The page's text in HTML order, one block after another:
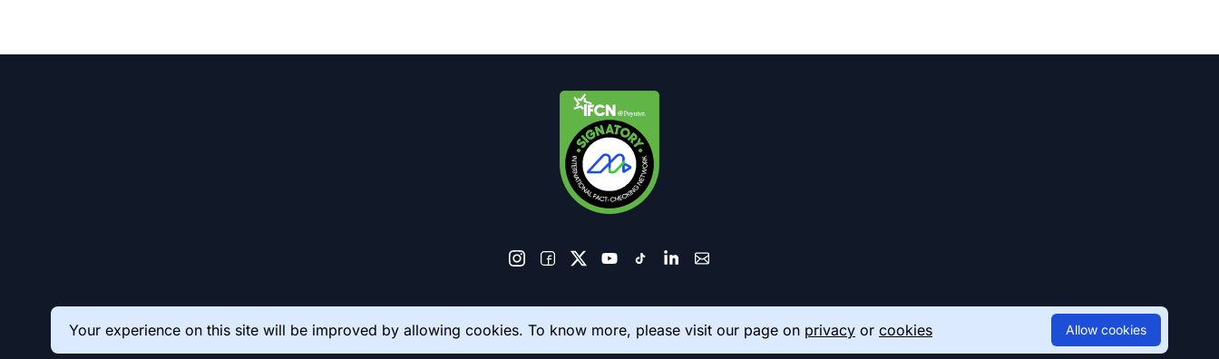
Your experience on this site will be improved by allowing cookies. To know more, please visit our page on privacy or cookies Allow cookies